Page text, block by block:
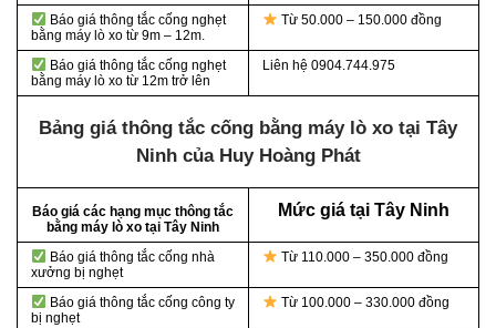
Báo giá thông tắc cống nghẹt
bằng máy lò xo từ 9m – 12m.
Từ 50.000 – 150.000 đồng
Báo giá thông tắc cống nghẹt
bằng máy lò xo từ 12m trở lên
Liên hệ 0904.744.975
Bảng giá thông tắc cống bằng máy lò xo tại Tây
Ninh của Huy Hoàng Phát
Báo giá các hạng mục thông tắc
bằng máy lò xo tại Tây Ninh
Mức giá tại Tây Ninh
Báo giá thông tắc cống nhà
xưởng bị nghẹt
Từ 110.000 – 350.000 đồng
Báo giá thông tắc cống công ty
bị nghẹt
Từ 100.000 – 330.000 đồng